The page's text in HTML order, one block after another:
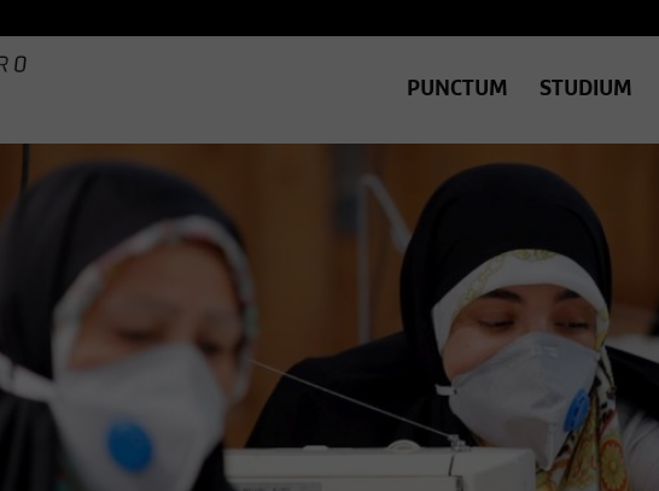
PUNCTUM STUDIUM